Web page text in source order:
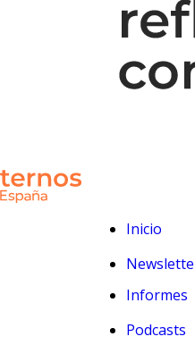
Inicio
Informes
Podcasts